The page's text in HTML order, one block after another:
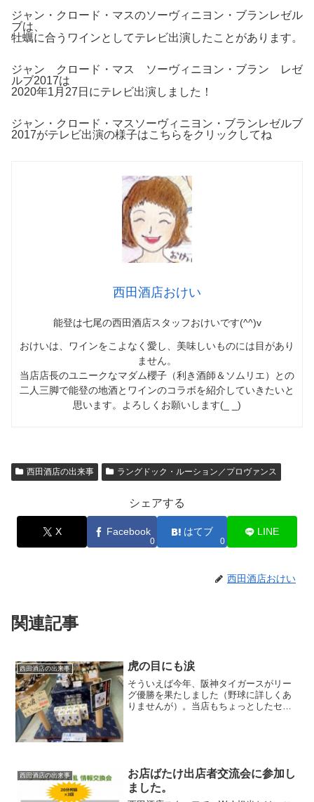
ジャン・クロード・マスのソーヴィニヨン・ブランレゼル
ブは、
牡蠣に合うワインとしてテレビ出演したことがあります。
ジャン クロード・マス ソーヴィニヨン・ブラン レゼ
ルブ2017は
2020年1月27日にテレビ出演しました！
ジャン・クロード・マスソーヴィニヨン・ブランレゼルブ
2017がテレビ出演の様子はこちらをクリックしてね
西田酒店おけい
能登は七尾の西田酒店スタッフおけいです(^^)v
おけいは、ワインをこよなく愛し、美味しいものには目があり
ません。
当店店長のユニークなマダム櫻子（利き酒師＆ソムリエ）との
二人三脚で能登の地酒とワインのコラボを紹介していきたいと
思います。よろしくお願いします(_ _)
西田酒店の出来事 ラングドック・ルーション／プロヴァンス
シェアする
X Facebook
0
はてブ
0
LINE
西田酒店おけい
関連記事
西田酒店の出来事 虎の目にも涙
そういえば今年、阪神タイガースがリー
グ優勝を果たしました（野球に詳しくあ
りませんが）。当店もちょっとしたセー
西田酒店の出来事
お店ばたけ出店者交流会に参加し
ました。